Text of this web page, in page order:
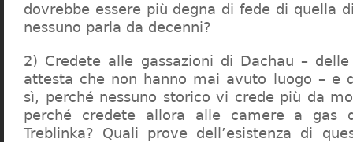
dovrebbe essere più degna di fede di quella
nessuno parla da decenni?
2) Credete alle gassazioni di Dachau –
attesta che non hanno mai avuto luogo – e
sì, perché nessuno storico vi crede più da
perché credete allora alle camere a gas
Treblinka? Quali prove dell’esistenza di